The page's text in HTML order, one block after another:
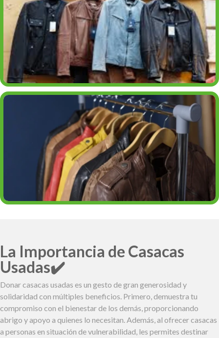
La Importancia de Casacas
Usadas✔️
Donar casacas usadas es un gesto de gran generosidad y
solidaridad con múltiples beneficios. Primero, demuestra tu
compromiso con el bienestar de los demás, proporcionando
abrigo y apoyo a quienes lo necesitan. Además, al ofrecer casacas
a personas en situación de vulnerabilidad, les permites destinar